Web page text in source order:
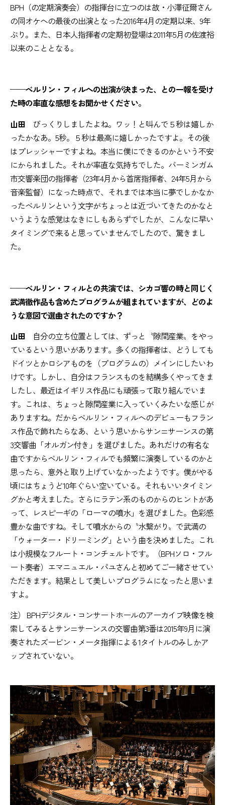
BPH（の定期演奏会）の指揮台に立つのは故・小澤征爾さん
の同オケへの最後の出演となった2016年4月の定期以来、9年
ぶり。また、日本人指揮者の定期初登場は2011年5月の佐渡裕
以来のこととなる。
——ベルリン・フィルへの出演が決まった、との一報を受け
た時の率直な感想をお聞かせください。
山田 びっくりしましたよね。ワッ！と叫んで５秒は嬉しか
ったかなあ。5秒。５秒は最高に嬉しかったですよ。その後
はプレッシャーですよね。本当に僕にできるのかという不安
にかられました。それが率直な気持ちでした。バーミンガム
市交響楽団の指揮者（23年4月から首席指揮者、24年5月から
音楽監督）になった時点で、それまでは本当に夢でしかなか
ったベルリンという文字がちょっとは近づいてきたのかなと
いうような感覚はなきにしもあらずでしたが、こんなに早い
タイミングで来ると思っていませんでしたので、驚きまし
た。
——ベルリン・フィルとの共演では、シカゴ響の時と同じく
武満徹作品も含めたプログラムが組まれていますが、どのよ
うな意図で選曲されたのですか？
山田 自分の立ち位置としては、ずっと〝隙間産業〟をやっ
ているという思いがあります。多くの指揮者は、どうしても
ドイツとかロシアものを（プログラムの）メインにしたいわ
けです。しかし、自分はフランスものを結構多くやってきま
したし、最近はイギリス作品にも頑張って取り組んでいま
す。これは、ちょっと隙間産業に入っていくみたいな感じが
ありますね。だからベルリン・フィルへのデビューもフラン
ス作品で飾れたらなあ、という思いからサン=サーンスの第
3交響曲「オルガン付き」を選びました。あれだけの有名な
曲ですからベルリン・フィルでも頻繁に演奏しているのかと
思ったら、意外と取り上げていなかったようです。僕がやる
頃にはちょうど10年ぐらい空いている。それもいいタイミン
グかと考えました。さらにラテン系のものからのヒントがあ
って、レスピーギの「ローマの噴水」を選びました。色彩感
豊かな曲ですね。そして噴水からの〝水繋がり〟で武満の
「ウォーター・ドリーミング」という曲を決めました。これ
は小規模なフルート・コンチェルトです。（BPHソロ・フル
ート奏者）エマニュエル・パユさんと初めてご一緒させてい
ただきます。結果として美しいプログラムになったと思いま
すよ。
注） BPHデジタル・コンサートホールのアーカイブ映像を検
索してみるとサン=サーンスの交響曲第3番は2015年9月に演
奏されたズービン・メータ指揮による1タイトルのみしかア
ップされていない。